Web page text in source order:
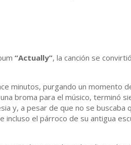
“Actually”, la canción se
minutos, purgando un momento
broma para el músico, terminó
y, a pesar de que no se buscaba
el párroco de su antigua